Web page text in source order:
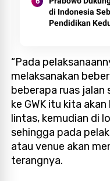
di Indonesia
Pendidikan
“Pada
melaksanakan
beberapa ruas jalan
ke GWK itu kita
lintas, kemudian di
sehingga pada
atau venue akan
terangnya.